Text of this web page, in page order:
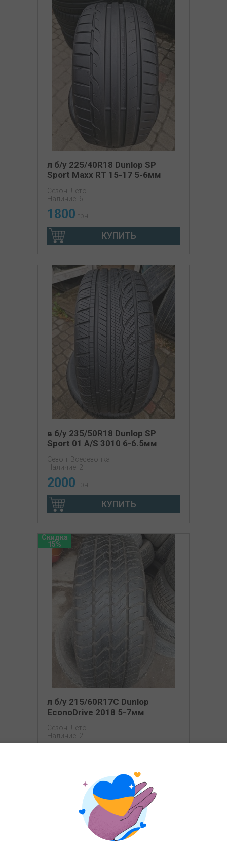
л б/у 225/40R18 Dunlop SP
Sport Maxx RT 15-17 5-6мм
Сезон: Лето
Наличие: 6
1800 грн
КУПИТЬ
в б/у 235/50R18 Dunlop SP
Sport 01 A/S 3010 6-6.5мм
Сезон: Всесезонка
Наличие: 2
2000 грн
КУПИТЬ
Скидка
15%
л б/у 215/60R17C Dunlop
EconoDrive 2018 5-7мм
Сезон: Лето
Наличие: 2
КУПИТЬ